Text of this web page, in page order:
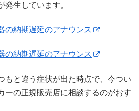
発生しています。
納期遅延のアナウンス
納期遅延のアナウンス
もと違う症状が出た時点で、今つい
ーの正規販売店に相談するのがおす